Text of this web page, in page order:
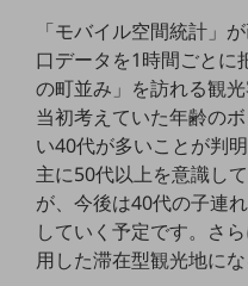
IT用語集
中堅中小企業向け
サービス・ソリューション
課題やニーズに合ったサービスをご
中堅中小企業のビジネスをサポート！
お悩みから見つける
お悩みから見つけるTOP
ネットワーク
モバイル・音声
「モバイル空間統計」
口データを1時間ごとに
の町並み」を訪れる観
当初考えていた年齢の
い40代が多いことが判
主に50代以上を意識し
が、今後は40代の子連
していく予定です。さ
用した滞在型観光地に